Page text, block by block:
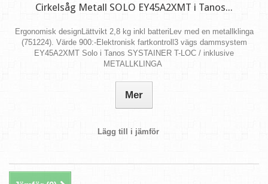
Cirkelsåg Metall SOLO EY45A2XMT i Tanos...
Ergonomisk designLättvikt 2,8 kg inkl batteriLev med en metallklinga
(751224). Värde 900:-Elektronisk fartkontroll3 vägs dammsystem
EY45A2XMT Solo i Tanos SYSTAINER T-LOC / inklusive
METALLKLINGA
Mer
Lägg till i jämför